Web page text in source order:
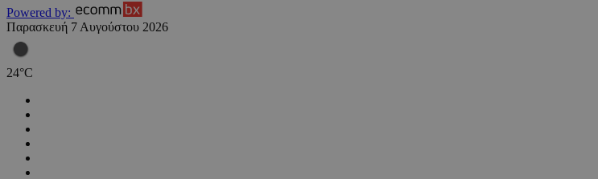
Powered by:
Παρασκευή 7 Αυγούστου 2026
24°C